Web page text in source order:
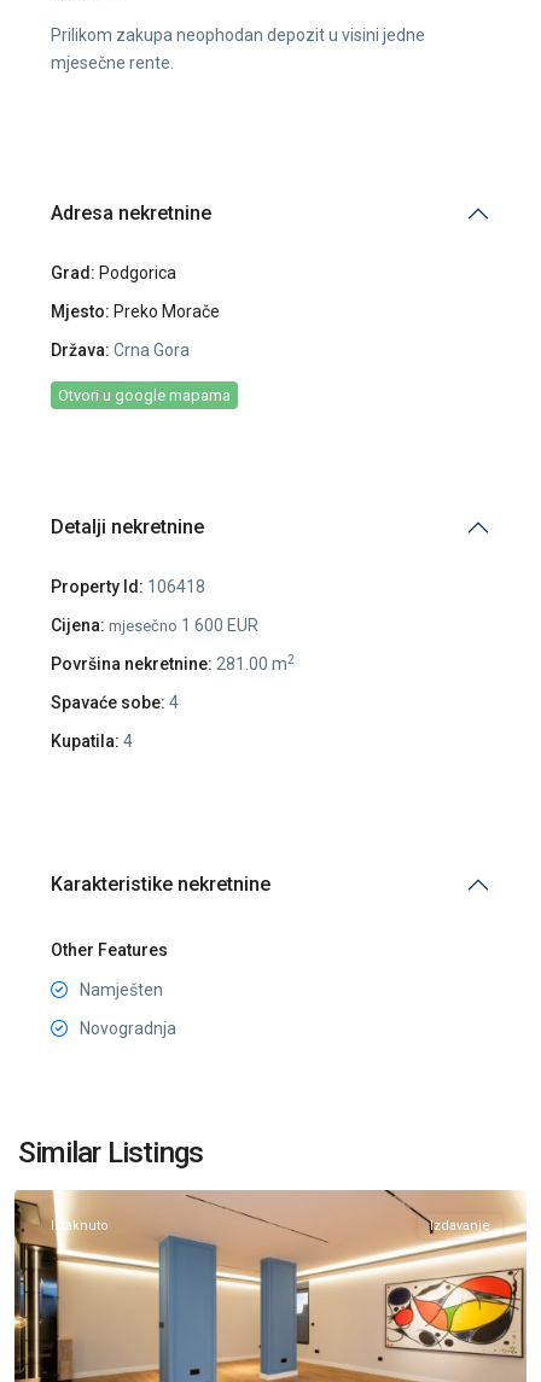
Prilikom zakupa neophodan depozit u visini jedne
mjesečne rente.
Adresa nekretnine
Grad: Podgorica
Mjesto: Preko Morače
Država: Crna Gora
Otvori u google mapama
Detalji nekretnine
Property Id: 106418
Cijena: mjesečno 1 600 EUR
Površina nekretnine: 281.00 m2
Spavaće sobe: 4
Kupatila: 4
Karakteristike nekretnine
Other Features
Namješten
Novogradnja
Similar Listings
Morače
Podgorica
Istaknuto Izdavanje